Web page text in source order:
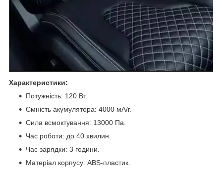
Характеристики:
Потужність: 120 Вт.
Ємність акумулятора: 4000 мА/г.
Сила всмоктування: 13000 Па.
Час роботи: до 40 хвилин.
Час зарядки: 3 години.
Матеріал корпусу: ABS-пластик.